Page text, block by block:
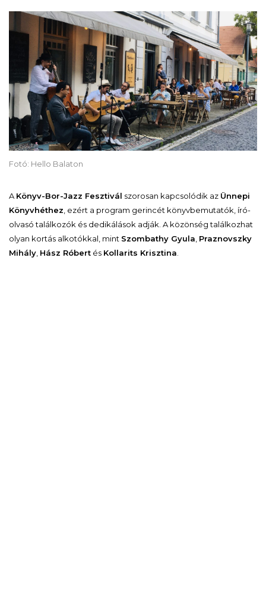
Fotó: Hello Balaton
A Könyv-Bor-Jazz Fesztivál szorosan kapcsolódik az Ünnepi
Könyvhéthez , ezért a program gerincét könyvbemutatók, író-
olvasó találkozók és dedikálások adják. A közönség találkozhat
olyan kortás alkotókkal, mint Szombathy Gyula Praznovszky
Mihály Hász Róbert és Kollarits Krisztina